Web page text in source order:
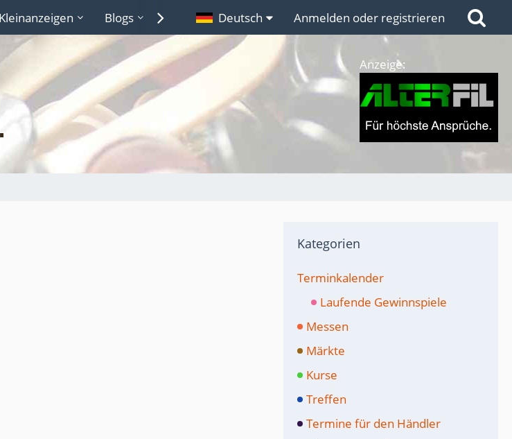
Kleinanzeigen Blogs Lexikon Links
Deutsch Anmelden oder registrieren
Anzeige:
Kategorien
Terminkalender
Laufende Gewinnspiele
Messen
Märkte
Kurse
Treffen
Termine für den Händler